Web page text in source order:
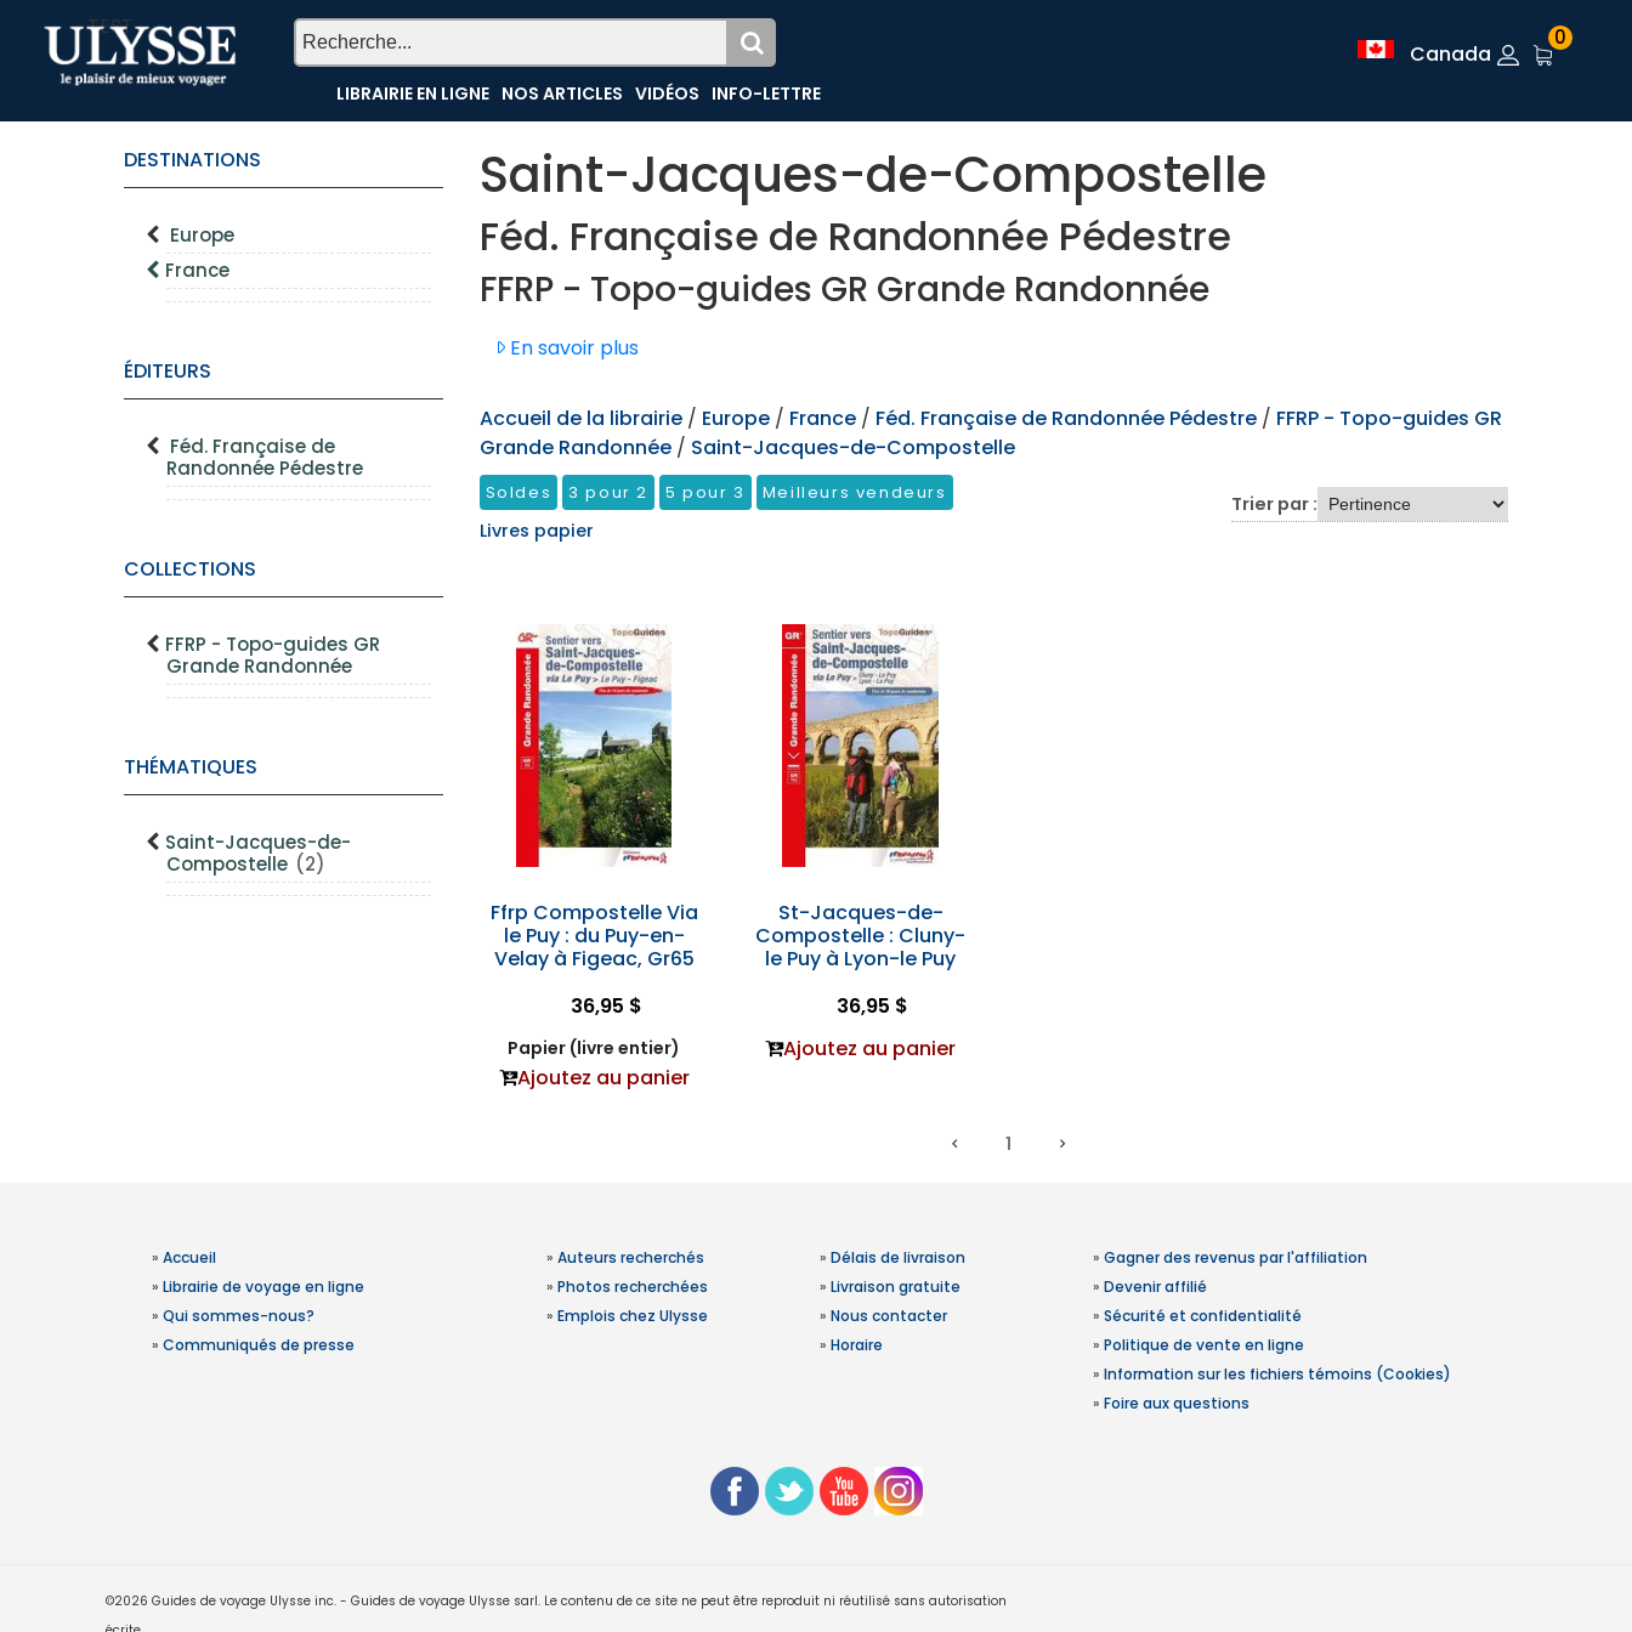
TEST
LIBRAIRIE EN LIGNE NOS ARTICLES VIDÉOS INFO-LETTRE
Canada
0
DESTINATIONS
Europe
France
ÉDITEURS
Féd. Française de
Randonnée Pédestre
COLLECTIONS
FFRP - Topo-guides GR
Grande Randonnée
THÉMATIQUES
Saint-Jacques-de-
Compostelle (2)
Saint-Jacques-de-Compostelle
Féd. Française de Randonnée Pédestre
FFRP - Topo-guides GR Grande Randonnée
En savoir plus
Accueil de la librairie / Europe / France / Féd. Française de Randonnée Pédestre / FFRP - Topo-guides GR
Grande Randonnée / Saint-Jacques-de-Compostelle
Soldes 3 pour 2 5 pour 3 Meilleurs vendeurs
Livres papier
Trier par :
Ffrp Compostelle Via
le Puy : du Puy-en-
Velay à Figeac, Gr65
36,95 $
Papier (livre entier)
Ajoutez au panier
St-Jacques-de-
Compostelle : Cluny-
le Puy à Lyon-le Puy
36,95 $
Ajoutez au panier
1
» Accueil
» Librairie de voyage en ligne
» Qui sommes-nous?
» Communiqués de presse
» Auteurs recherchés
» Photos recherchées
» Emplois chez Ulysse
» Délais de livraison
» Livraison gratuite
» Nous contacter
» Horaire
» Gagner des revenus par l'affiliation
» Devenir affilié
» Sécurité et confidentialité
» Politique de vente en ligne
» Information sur les fichiers témoins (Cookies)
» Foire aux questions
©2026 Guides de voyage Ulysse inc. - Guides de voyage Ulysse sarl. Le contenu de ce site ne peut être reproduit ni réutilisé sans autorisation